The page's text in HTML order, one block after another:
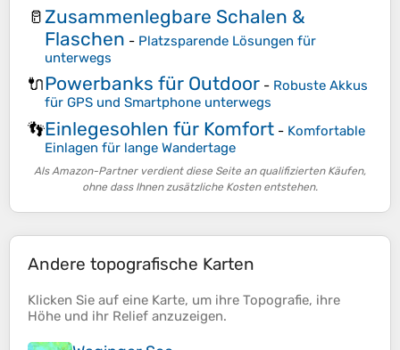
🥛Zusammenlegbare Schalen &
Flaschen - Platzsparende Lösungen für
unterwegs
🔌Powerbanks für Outdoor - Robuste Akkus
für GPS und Smartphone unterwegs
👣Einlegesohlen für Komfort - Komfortable
Einlagen für lange Wandertage
Als Amazon-Partner verdient diese Seite an qualifizierten Käufen,
ohne dass Ihnen zusätzliche Kosten entstehen.
Andere topografische Karten
Klicken Sie auf eine Karte, um ihre Topografie, ihre
Höhe und ihr Relief anzuzeigen.